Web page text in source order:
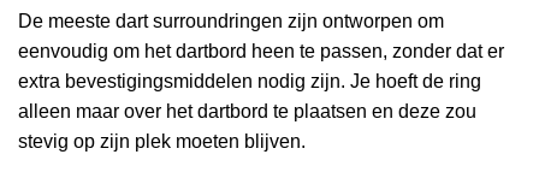
De meeste dart surroundringen zijn ontworpen om
eenvoudig om het dartbord heen te passen, zonder dat er
extra bevestigingsmiddelen nodig zijn. Je hoeft de ring
alleen maar over het dartbord te plaatsen en deze zou
stevig op zijn plek moeten blijven.